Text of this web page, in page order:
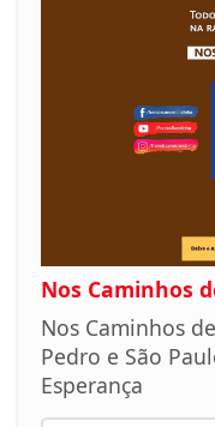
Nos Caminhos
Nos Caminhos
Pedro e São
Esperança